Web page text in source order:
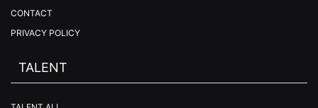
CONTACT
PRIVACY POLICY
TALENT